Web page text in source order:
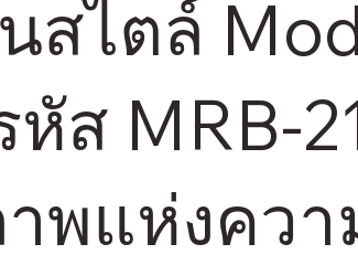
สไตล์
หัส MRB-
พแห่งคว